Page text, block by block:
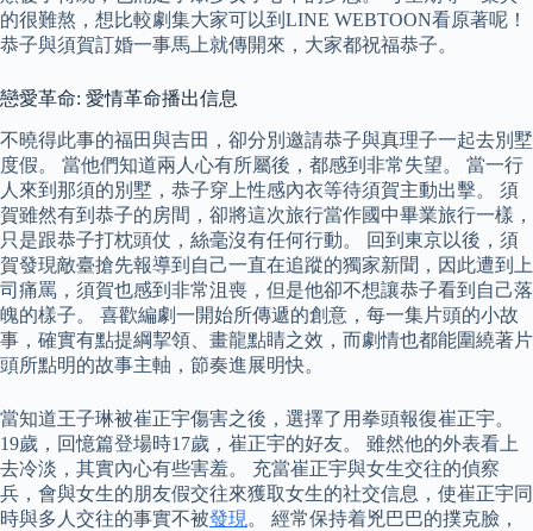
的很難熬，想比較劇集大家可以到LINE WEBTOON看原著呢！
恭子與須賀訂婚一事馬上就傳開來，大家都祝福恭子。
戀愛革命: 愛情革命播出信息
不曉得此事的福田與吉田，卻分別邀請恭子與真理子一起去別墅
度假。 當他們知道兩人心有所屬後，都感到非常失望。 當一行
人來到那須的別墅，恭子穿上性感內衣等待須賀主動出擊。 須
賀雖然有到恭子的房間，卻將這次旅行當作國中畢業旅行一樣，
只是跟恭子打枕頭仗，絲毫沒有任何行動。 回到東京以後，須
賀發現敵臺搶先報導到自己一直在追蹤的獨家新聞，因此遭到上
司痛罵，須賀也感到非常沮喪，但是他卻不想讓恭子看到自己落
魄的樣子。 喜歡編劇一開始所傳遞的創意，每一集片頭的小故
事，確實有點提綱挈領、畫龍點睛之效，而劇情也都能圍繞著片
頭所點明的故事主軸，節奏進展明快。
當知道王子琳被崔正宇傷害之後，選擇了用拳頭報復崔正宇。
19歲，回憶篇登場時17歲，崔正宇的好友。 雖然他的外表看上
去冷淡，其實內心有些害羞。 充當崔正宇與女生交往的偵察
兵，會與女生的朋友假交往來獲取女生的社交信息，使崔正宇同
時與多人交往的事實不被發現 。 經常保持着兇巴巴的撲克臉，